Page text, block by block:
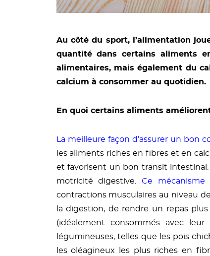
Au côté du sport, l’alimentation
quantité dans certains aliments
alimentaires, mais également du
calcium à consommer au quotidien.
En quoi certains aliments
La meilleure façon d’assurer un bon
les aliments riches en fibres et en
et favorisent un bon transit intestinal.
motricité digestive.Ce
contractions musculaires au niveau
la digestion, de rendre un repas
(idéalement consommés avec
légumineuses, telles que les pois
les oléagineux les plus riches en